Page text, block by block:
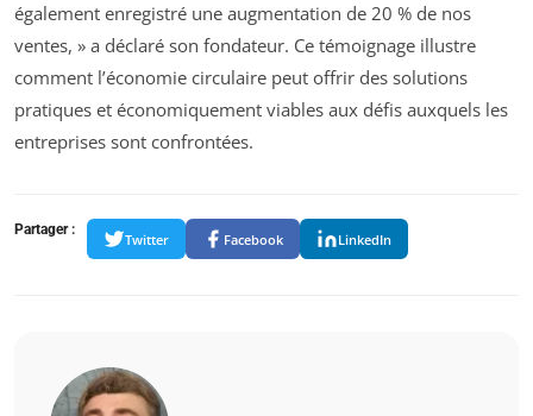
également enregistré une augmentation de 20 % de nos
ventes, » a déclaré son fondateur. Ce témoignage illustre
comment l’économie circulaire peut offrir des solutions
pratiques et économiquement viables aux défis auxquels les
entreprises sont confrontées.
Partager :
Twitter Facebook LinkedIn